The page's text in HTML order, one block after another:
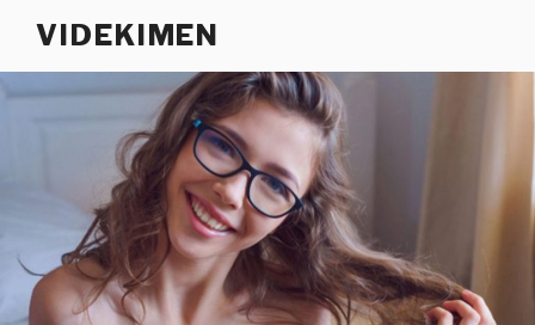
VIDEKIMEN